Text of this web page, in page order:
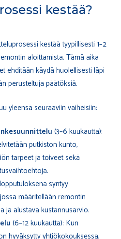
kestää?
kestää tyypillisesti 1–2
aloittamista. Tämä aika
ehditään käydä huolellisesti läpi
perusteltuja päätöksiä.
yleensä seuraaviin vaiheisiin:
(3–6 kuukautta):
putkiston kunto,
tarpeet ja toiveet sekä
syntyy
määritellään remontin
ja alustava kustannusarvio.
(6–12 kuukautta): Kun
hyväksytty yhtiökokouksessa,